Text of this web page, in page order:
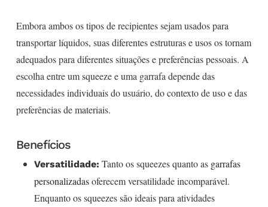
Embora ambos os tipos de recipientes sejam usados para
transportar líquidos, suas diferentes estruturas e usos os tornam
adequados para diferentes situações e preferências pessoais. A
escolha entre um squeeze e uma garrafa depende das
necessidades individuais do usuário, do contexto de uso e das
preferências de materiais.
Benefícios
Versatilidade: Tanto os squeezes quanto as garrafas
personalizadasoferecem versatilidade incomparável.
Enquanto os squeezes são ideais para atividades